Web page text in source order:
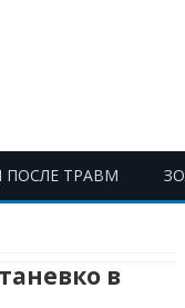
ПОСЛЕ ТРАВМ
в